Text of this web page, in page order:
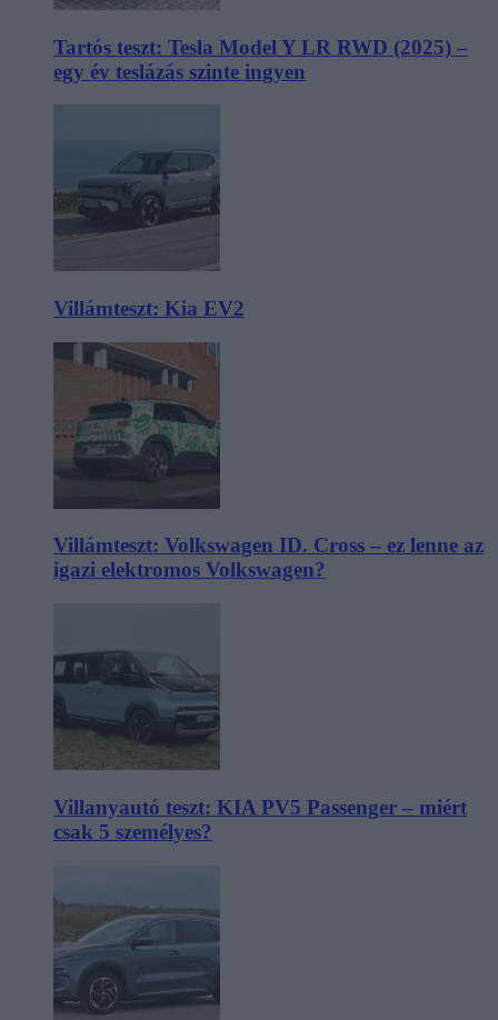
Tartós teszt: Tesla Model Y LR RWD (2025) –
egy év teslázás szinte ingyen
Villámteszt: Kia EV2
Villámteszt: Volkswagen ID. Cross – ez lenne az
igazi elektromos Volkswagen?
Villanyautó teszt: KIA PV5 Passenger – miért
csak 5 személyes?